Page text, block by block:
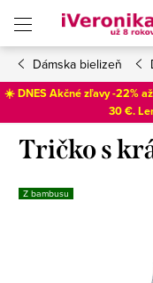
obsah
Dámska bielizeň
☀️ DNES Akčné zľavy -22%
30 €.
Tričko s
Z bambusu